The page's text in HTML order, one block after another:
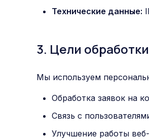
Технические данные:
3. Цели
Мы используем
Обработка заявок на
Связь с
Улучшение работы